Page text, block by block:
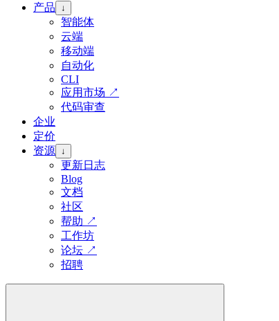
产品
↓
智能体
云端
移动端
自动化
CLI
应用市场 ↗
代码审查
企业
定价
资源 ↓
更新日志
Blog
文档
社区
帮助 ↗
工作坊
论坛 ↗
招聘